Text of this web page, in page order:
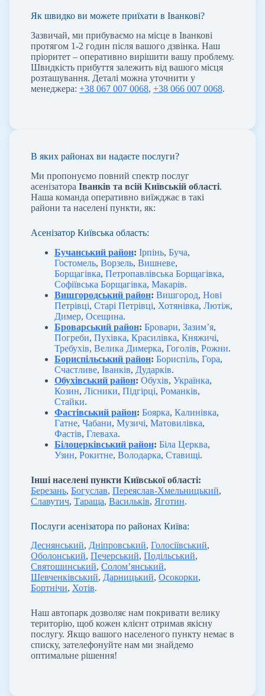
Як швидко ви можете приїхати в Іванкові?
Зазвичай, ми прибуваємо на місце в Іванкові
протягом 1-2 годин після вашого дзвінка. Наш
пріоритет – оперативно вирішити вашу проблему.
Швидкість прибуття залежить від вашого місця
розташування. Деталі можна уточнити у
менеджера: +38 067 007 0068, +38 066 007 0068.
В яких районах ви надаєте послуги?
Ми пропонуємо повний спектр послуг
асенізатора Іванків та всій Київській області.
Наша команда оперативно виїжджає в такі
райони та населені пункти, як:
Асенізатор Київська область:
Бучанський район: Ірпінь, Буча,
Гостомель, Ворзель, Вишневе,
Борщагівка, Петропавлівська Борщагівка,
Софіївська Борщагівка, Макарів.
Вишгородський район: Вишгород, Нові
Петрівці, Старі Петрівці, Хотянівка, Лютіж,
Димер, Осещина.
Броварський район: Бровари, Зазим’я,
Погреби, Пухівка, Красилівка, Княжичі,
Требухів, Велика Димерка, Гоголів, Рожни.
Бориспільський район: Бориспіль, Гора,
Счастливе, Іванків, Дударків.
Обухівський район: Обухів, Українка,
Козин, Лісники, Підгірці, Романків,
Стайки.
Фастівський район: Боярка, Калинівка,
Гатне, Чабани, Музичі, Матовилівка,
Фастів, Глеваха.
Білоцерківський район: Біла Церква,
Узин, Рокитне, Володарка, Ставищі.
Інші населені пункти Київської області:
Березань, Богуслав, Переяслав-Хмельницький,
Славутич, Тараща, Васильків, Яготин.
Послуги асенізатора по районах Київа:
Деснянський, Дніпровський, Голосіївський,
Оболонський, Печерський, Подільський,
Святошинський, Солом’янський,
Шевченківський, Дарницький, Осокорки,
Бортнічи, Хотів.
Наш автопарк дозволяє нам покривати велику
територію, щоб кожен клієнт отримав якісну
послугу. Якщо вашого населеного пункту немає в
списку, зателефонуйте нам ми знайдемо
оптимальне рішення!